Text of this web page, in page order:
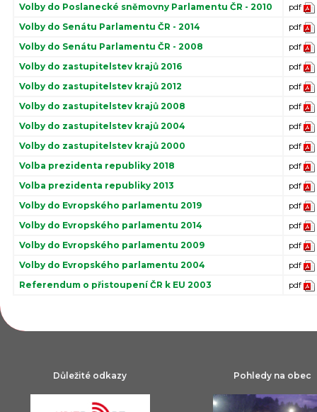
Volby do Poslanecké sněmovny Parlamentu ČR - 2010 pdf
Volby do Senátu Parlamentu ČR - 2014 pdf
Volby do Senátu Parlamentu ČR - 2008 pdf
Volby do zastupitelstev krajů 2016 pdf
Volby do zastupitelstev krajů 2012 pdf
Volby do zastupitelstev krajů 2008 pdf
Volby do zastupitelstev krajů 2004 pdf
Volby do zastupitelstev krajů 2000 pdf
Volba prezidenta republiky 2018 pdf
Volba prezidenta republiky 2013 pdf
Volby do Evropského parlamentu 2019 pdf
Volby do Evropského parlamentu 2014 pdf
Volby do Evropského parlamentu 2009 pdf
Volby do Evropského parlamentu 2004 pdf
Referendum o přistoupení ČR k EU 2003 pdf
Důležité odkazy Pohledy na obec